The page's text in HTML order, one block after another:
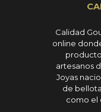
Calidad
online
artesanos
Joyas
de
como el